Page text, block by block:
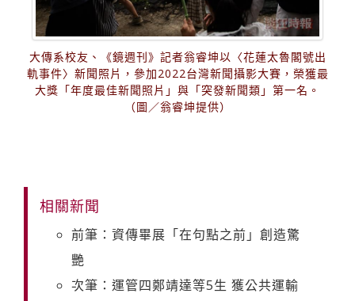
大傳系校友、《鏡週刊》記者翁睿坤以〈花蓮太魯閣號出
軌事件〉新聞照片，參加2022台灣新聞攝影大賽，榮獲最
大獎「年度最佳新聞照片」與「突發新聞類」第一名。
（圖／翁睿坤提供）
相關新聞
前筆：資傳畢展「在句點之前」創造驚
艷
次筆：運管四鄭靖達等5生 獲公共運輸